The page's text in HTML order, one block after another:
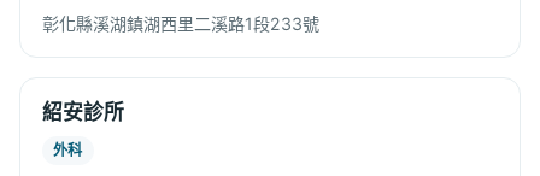
彰化縣溪湖鎮湖西里二溪路1段233號
紹安診所
外科